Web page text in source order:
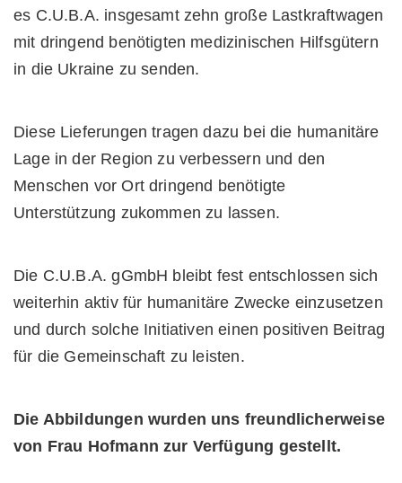
es C.U.B.A. insgesamt zehn große Lastkraftwagen
mit dringend benötigten medizinischen Hilfsgütern
in die Ukraine zu senden.
Diese Lieferungen tragen dazu bei die humanitäre
Lage in der Region zu verbessern und den
Menschen vor Ort dringend benötigte
Unterstützung zukommen zu lassen.
Die C.U.B.A. gGmbH bleibt fest entschlossen sich
weiterhin aktiv für humanitäre Zwecke einzusetzen
und durch solche Initiativen einen positiven Beitrag
für die Gemeinschaft zu leisten.
Die Abbildungen wurden uns freundlicherweise
von Frau Hofmann zur Verfügung gestellt.